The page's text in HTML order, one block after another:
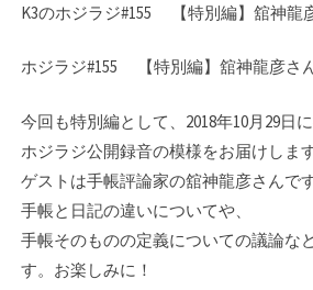
K3のホジラジ#155 【特別編】舘神龍
ホジラジ#155 【特別編】舘神龍彦さ
今回も特別編として、2018年10月29日に
ホジラジ公開録音の模様をお届けします
ゲストは手帳評論家の舘神龍彦さんです
手帳と日記の違いについてや、
手帳そのものの定義についての議論な
す。お楽しみに！